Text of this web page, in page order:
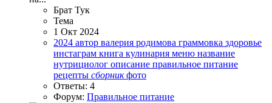
Брат Тук
Тема
1 Окт 2024
2024 автор валерия родимова граммовка здоровье
инстаграм книга кулинария меню название
нутрициолог описание правильное питание
рецепты сборник фото
Ответы: 4
Форум: Правильное питание